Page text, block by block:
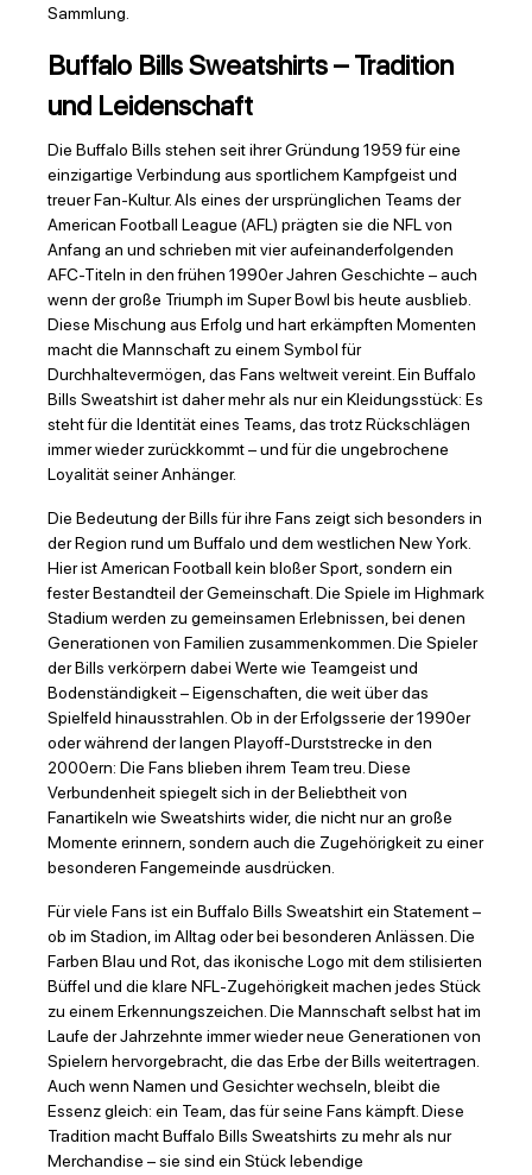
Sammlung.
Buffalo Bills Sweatshirts – Tradition
und Leidenschaft
Die Buffalo Bills stehen seit ihrer Gründung 1959 für eine
einzigartige Verbindung aus sportlichem Kampfgeist und
treuer Fan-Kultur. Als eines der ursprünglichen Teams der
American Football League (AFL) prägten sie die NFL von
Anfang an und schrieben mit vier aufeinanderfolgenden
AFC-Titeln in den frühen 1990er Jahren Geschichte – auch
wenn der große Triumph im Super Bowl bis heute ausblieb.
Diese Mischung aus Erfolg und hart erkämpften Momenten
macht die Mannschaft zu einem Symbol für
Durchhaltevermögen, das Fans weltweit vereint. Ein Buffalo
Bills Sweatshirt ist daher mehr als nur ein Kleidungsstück: Es
steht für die Identität eines Teams, das trotz Rückschlägen
immer wieder zurückkommt – und für die ungebrochene
Loyalität seiner Anhänger.
Die Bedeutung der Bills für ihre Fans zeigt sich besonders in
der Region rund um Buffalo und dem westlichen New York.
Hier ist American Football kein bloßer Sport, sondern ein
fester Bestandteil der Gemeinschaft. Die Spiele im Highmark
Stadium werden zu gemeinsamen Erlebnissen, bei denen
Generationen von Familien zusammenkommen. Die Spieler
der Bills verkörpern dabei Werte wie Teamgeist und
Bodenständigkeit – Eigenschaften, die weit über das
Spielfeld hinausstrahlen. Ob in der Erfolgsserie der 1990er
oder während der langen Playoff-Durststrecke in den
2000ern: Die Fans blieben ihrem Team treu. Diese
Verbundenheit spiegelt sich in der Beliebtheit von
Fanartikeln wie Sweatshirts wider, die nicht nur an große
Momente erinnern, sondern auch die Zugehörigkeit zu einer
besonderen Fangemeinde ausdrücken.
Für viele Fans ist ein Buffalo Bills Sweatshirt ein Statement –
ob im Stadion, im Alltag oder bei besonderen Anlässen. Die
Farben Blau und Rot, das ikonische Logo mit dem stilisierten
Büffel und die klare NFL-Zugehörigkeit machen jedes Stück
zu einem Erkennungszeichen. Die Mannschaft selbst hat im
Laufe der Jahrzehnte immer wieder neue Generationen von
Spielern hervorgebracht, die das Erbe der Bills weitertragen.
Auch wenn Namen und Gesichter wechseln, bleibt die
Essenz gleich: ein Team, das für seine Fans kämpft. Diese
Tradition macht Buffalo Bills Sweatshirts zu mehr als nur
Merchandise – sie sind ein Stück lebendige